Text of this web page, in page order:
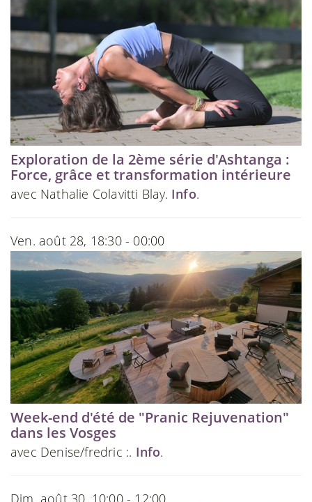
Exploration de la 2ème série d'Ashtanga :
Force, grâce et transformation intérieure
avec Nathalie Colavitti Blay. Info.
Ven. août 28, 18:30 - 00:00
Week-end d'été de "Pranic Rejuvenation"
dans les Vosges
avec Denise/fredric :. Info.
Dim. août 30, 10:00 - 12:00